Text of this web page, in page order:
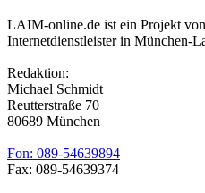
LAIM-online.de ist ein Projekt
Internetdienstleister in München-
Redaktion:
Michael Schmidt
Reutterstraße 70
80689 München
Fon: 089-54639894
Fax: 089-54639374